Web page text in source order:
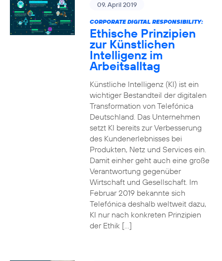
09. April 2019
CORPORATE DIGITAL RESPONSIBILITY:
Ethische Prinzipien
zur Künstlichen
Intelligenz im
Arbeitsalltag
Künstliche Intelligenz (KI) ist ein
wichtiger Bestandteil der digitalen
Transformation von Telefónica
Deutschland. Das Unternehmen
setzt KI bereits zur Verbesserung
des Kundenerlebnisses bei
Produkten, Netz und Services ein.
Damit einher geht auch eine große
Verantwortung gegenüber
Wirtschaft und Gesellschaft. Im
Februar 2019 bekannte sich
Telefónica deshalb weltweit dazu,
KI nur nach konkreten Prinzipien
der Ethik […]